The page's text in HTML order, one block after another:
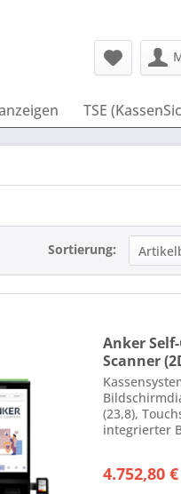
TSE
Sortierung:
Anker
Scanner
(23,8),
integrierter
4GB, Flash:
4.752,80